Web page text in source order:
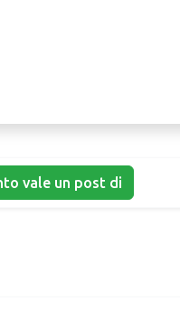
vale un post di